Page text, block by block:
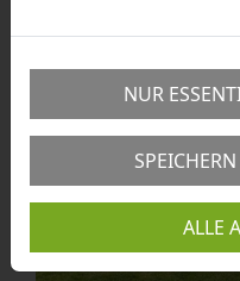
NUR
ALLE